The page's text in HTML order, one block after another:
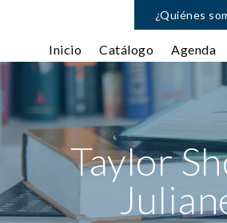
¿Quiénes
Inicio Catálogo Agenda
Taylor